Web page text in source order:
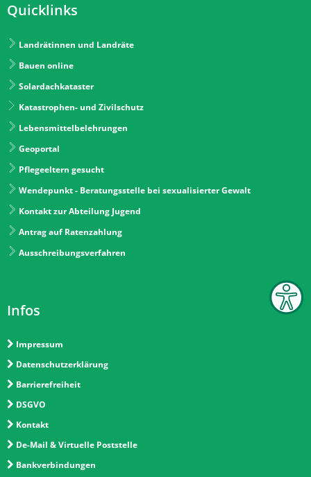
Quicklinks
Landrätinnen und Landräte
Bauen online
Solardachkataster
Katastrophen- und Zivilschutz
Lebensmittelbelehrungen
Geoportal
Pflegeeltern gesucht
Wendepunkt - Beratungsstelle bei sexualisierter Gewalt
Kontakt zur Abteilung Jugend
Antrag auf Ratenzahlung
Ausschreibungsverfahren
Infos
Impressum
Datenschutzerklärung
Barrierefreiheit
DSGVO
Kontakt
De-Mail & Virtuelle Poststelle
Bankverbindungen